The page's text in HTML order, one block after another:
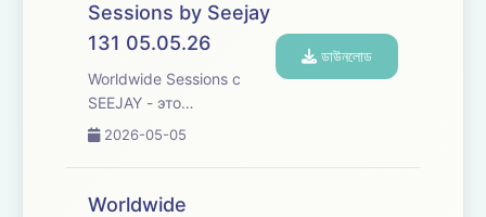
увлекательное
исследование
различных культур и
жанров танцевальной
Sessions by Seejay
131 05.05.26
Worldwide Sessions с
SEEJAY - это
захватывающее
путешествие, которое
переступает границы,
2026-05-05
ডাউনলোড
Worldwide